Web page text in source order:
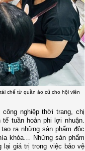
chế từ quần áo cũ cho hội viên
nghiệp thời trang, chị
tuần hoàn phi lợi nhuận.
ra những sản phẩm độc
khóa… Những sản phẩm
lại giá trị trong việc bảo vệ